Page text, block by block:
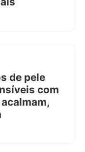
de pele
com